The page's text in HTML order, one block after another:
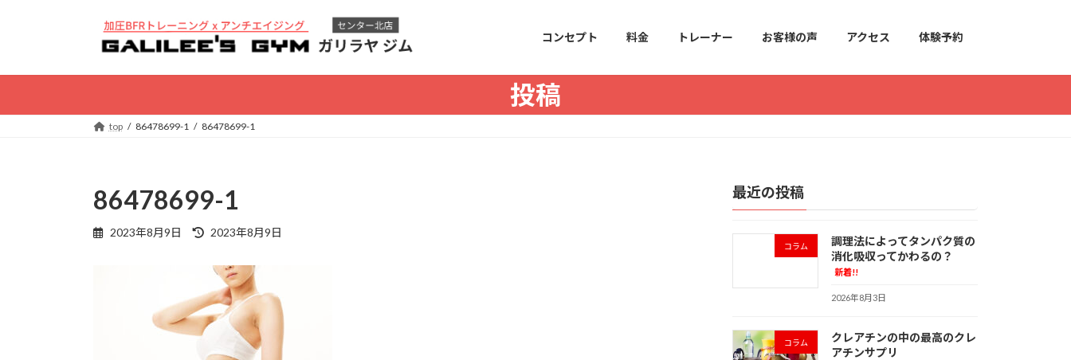
コンセプト 料金 トレーナー お客様の声 アクセス 体験予約
投稿
top 86478699-1 86478699-1
86478699-1
2023年8月9日
最
更
新
日
時
:
2023年8月9日
最近の投稿
コラム
調理法によってタンパク質の
消化吸収ってかわるの？
新着!!
2026年8月3日
コラム
クレアチンの中の最高のクレ
アチンサプリ